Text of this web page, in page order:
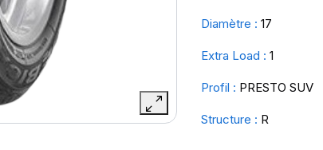
Diamètre : 17
Extra Load : 1
Profil : PRESTO SUV
Structure : R